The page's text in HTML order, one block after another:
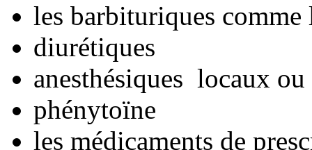
les barbituriques
diurétiques
anesthésiques locaux ou
phénytoïne
les médicaments de